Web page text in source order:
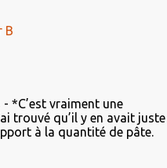
B
- *C’est vraiment une
trouvé qu’il y en avait juste
à la quantité de pâte.